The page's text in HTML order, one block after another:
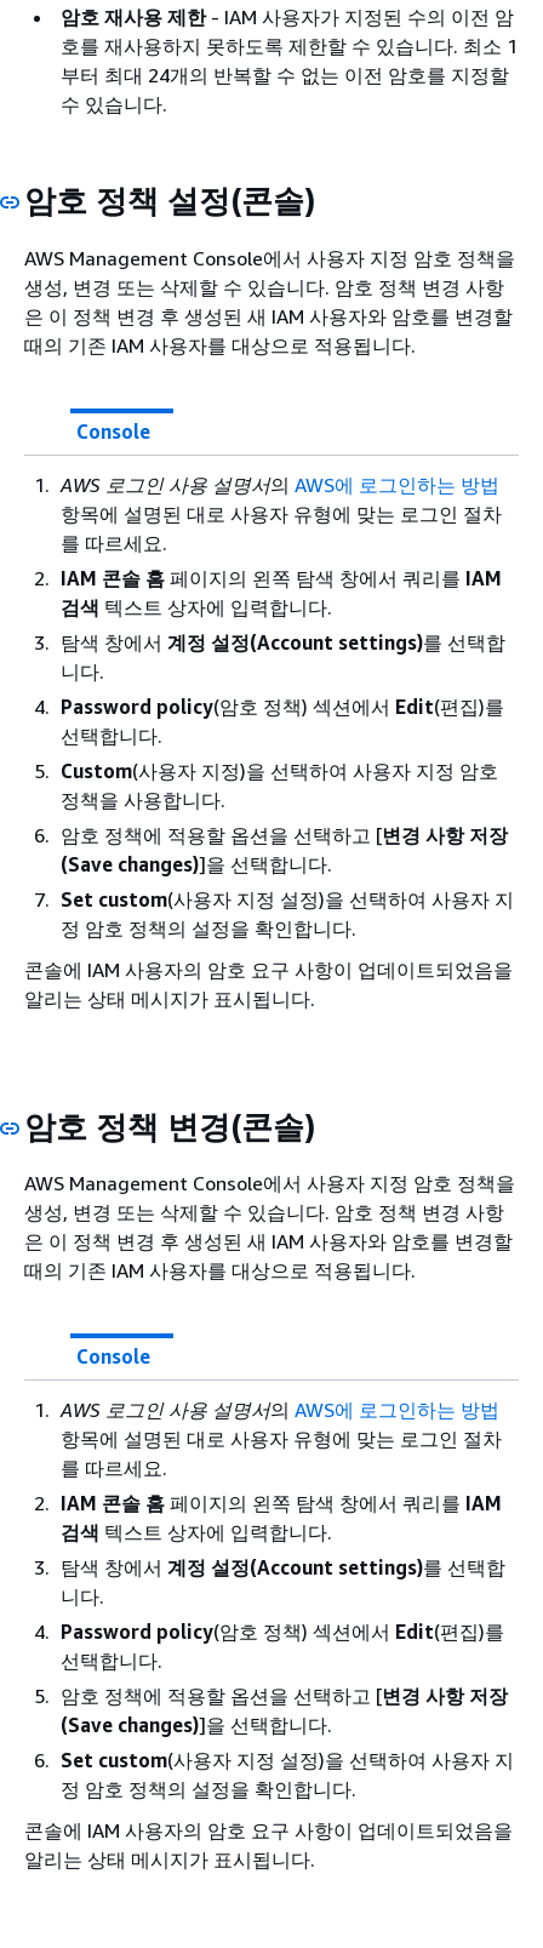
암호 재사용 제한- IAM 사용자가 지정된 수의 이전 암
호를 재사용하지 못하도록 제한할 수 있습니다. 최소 1
부터 최대 24개의 반복할 수 없는 이전 암호를 지정할
수 있습니다.
암호 정책 설정(콘솔)
AWS Management Console에서 사용자 지정 암호 정책을
생성, 변경 또는 삭제할 수 있습니다. 암호 정책 변경 사항
은 이 정책 변경 후 생성된 새 IAM 사용자와 암호를 변경할
때의 기존 IAM 사용자를 대상으로 적용됩니다.
Console
AWS 로그인 사용 설명서의 AWS에 로그인하는 방법
항목에 설명된 대로 사용자 유형에 맞는 로그인 절차
를 따르세요.
IAM 콘솔 홈 페이지의 왼쪽 탐색 창에서 쿼리를 IAM
검색 텍스트 상자에 입력합니다.
탐색 창에서 계정 설정(Account settings)를 선택합
니다.
Password policy(암호 정책) 섹션에서 Edit(편집)를
선택합니다.
Custom(사용자 지정)을 선택하여 사용자 지정 암호
정책을 사용합니다.
암호 정책에 적용할 옵션을 선택하고 [변경 사항 저장
(Save changes)]을 선택합니다.
Set custom(사용자 지정 설정)을 선택하여 사용자 지
정 암호 정책의 설정을 확인합니다.
콘솔에 IAM 사용자의 암호 요구 사항이 업데이트되었음을
알리는 상태 메시지가 표시됩니다.
암호 정책 변경(콘솔)
AWS Management Console에서 사용자 지정 암호 정책을
생성, 변경 또는 삭제할 수 있습니다. 암호 정책 변경 사항
은 이 정책 변경 후 생성된 새 IAM 사용자와 암호를 변경할
때의 기존 IAM 사용자를 대상으로 적용됩니다.
Console
AWS 로그인 사용 설명서의 AWS에 로그인하는 방법
항목에 설명된 대로 사용자 유형에 맞는 로그인 절차
를 따르세요.
IAM 콘솔 홈 페이지의 왼쪽 탐색 창에서 쿼리를 IAM
검색 텍스트 상자에 입력합니다.
탐색 창에서 계정 설정(Account settings)를 선택합
니다.
Password policy(암호 정책) 섹션에서 Edit(편집)를
선택합니다.
암호 정책에 적용할 옵션을 선택하고 [변경 사항 저장
(Save changes)]을 선택합니다.
Set custom(사용자 지정 설정)을 선택하여 사용자 지
정 암호 정책의 설정을 확인합니다.
콘솔에 IAM 사용자의 암호 요구 사항이 업데이트되었음을
알리는 상태 메시지가 표시됩니다.